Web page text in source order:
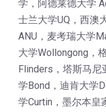
学，阿德莱德大学
士兰大学UQ，西澳
ANU，麦考瑞大学
大学Wollongong，
Flinders，塔斯马尼
学Bond，迪肯大学
学Curtin，墨尔本皇